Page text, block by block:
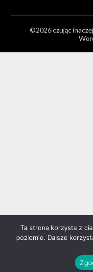
©2026 czując inaczej
Ta strona korzysta z
poziomie. Dalsze